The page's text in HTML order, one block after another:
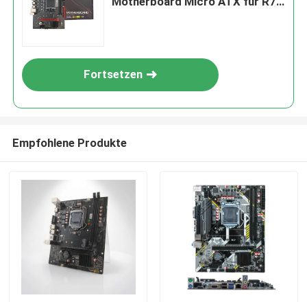
Fortsetzen
Empfohlene Produkte